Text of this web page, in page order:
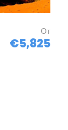
От
€5,825